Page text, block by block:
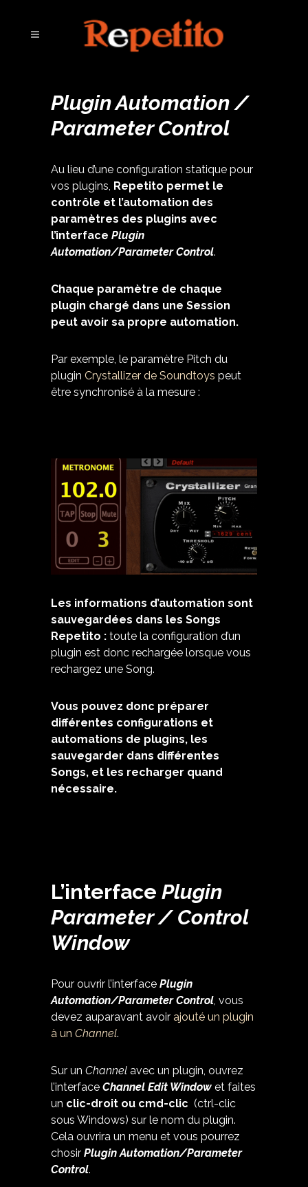
Plugin Automation /
Parameter Control
Au lieu d’une configuration statique pour
vos plugins, Repetito permet le
contrôle et l’automation des
paramètres des plugins avec
l’interface Plugin
Automation/Parameter Control.
Chaque paramètre de chaque
plugin chargé dans une Session
peut avoir sa propre automation.
Par exemple, le paramètre Pitch du
plugin Crystallizer de Soundtoys peut
être synchronisé à la mesure :
Les informations d’automation sont
sauvegardées dans les Songs
Repetito : toute la configuration d’un
plugin est donc rechargée lorsque vous
rechargez une Song.
Vous pouvez donc préparer
différentes configurations et
automations de plugins, les
sauvegarder dans différentes
Songs, et les recharger quand
nécessaire.
L’interface Plugin
Parameter / Control
Window
Pour ouvrir l’interface Plugin
Automation/Parameter Control vous
devez auparavant avoir ajouté un plugin
à un Channel.
Sur un Channel avec un plugin, ouvrez
l’interface Channel Edit Window et faites
un clic-droit ou cmd-clic (ctrl-clic
sous Windows) sur le nom du plugin.
Cela ouvrira un menu et vous pourrez
chosir Plugin Automation/Parameter
Control.